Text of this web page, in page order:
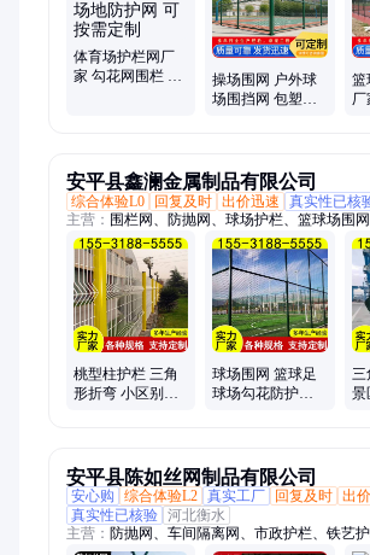
栏、防护围栏
体育场护栏网厂
家 勾花网围栏 兴
操场围网 户外球
场围挡网 包塑勾
篮
厂
安平县鑫澜金属制品有限公司
综合体验L0
回复及时 出价迅速 真实性已核
主营： 围栏网、防抛网、球场护栏、篮球场围
网、桥梁金属围网、铁艺围栏、运动场围栏、
柱护栏、景区隔离栏、防落物护网、桥梁隔离
围墙铁艺护栏、折弯钢丝栅栏、操场隔离护栏
锌钢围墙护栏、锌钢围墙栅栏、小区锌钢护栏
高速公路防护网、道路两侧护栏网、菱形桥梁
桃型柱护栏 三角
形折弯 小区别墅
球场围网 篮球足
球场勾花防护网
三
景
安平县陈如丝网制品有限公司
安心购
综合体验L2 真实工厂 回复及时 出
真实性已核验 河北衡水
主营： 防抛网、车间隔离网、市政护栏、铁艺